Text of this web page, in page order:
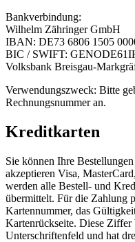
Bankverbindung:
Wilhelm Zähringer GmbH
IBAN: DE73 6806 1505
BIC / SWIFT:
Volksbank Breisgau-
Verwendungszweck: Bitte
Rechnungsnummer an.
Kreditkarten
Sie können Ihre
akzeptieren Visa,
werden alle Bestell- und
übermittelt. Für die Zahlung
Kartennummer, das
Kartenrückseite. Diese Ziffer
Unterschriftenfeld und hat